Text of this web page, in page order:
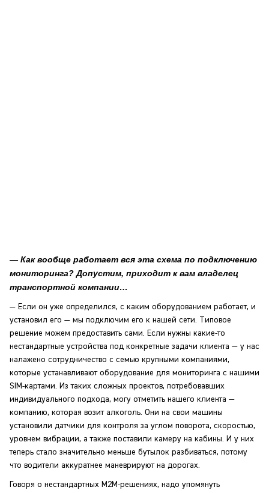
— Как вообще работает вся эта схема по подключению
мониторинга? Допустим, приходит к вам владелец
транспортной компании…
— Если он уже определился, с каким оборудованием работает, и
установил его — мы подключим его к нашей сети. Типовое
решение можем предоставить сами. Если нужны какие-то
нестандартные устройства под конкретные задачи клиента — у нас
налажено сотрудничество с семью крупными компаниями,
которые устанавливают оборудование для мониторинга с нашими
SIM-картами. Из таких сложных проектов, потребовавших
индивидуального подхода, могу отметить нашего клиента —
компанию, которая возит алкоголь. Они на свои машины
установили датчики для контроля за углом поворота, скоростью,
уровнем вибрации, а также поставили камеру на кабины. И у них
теперь стало значительно меньше бутылок разбиваться, потому
что водители аккуратнее маневрируют на дорогах.
Говоря о нестандартных M2M-решениях, надо упомянуть